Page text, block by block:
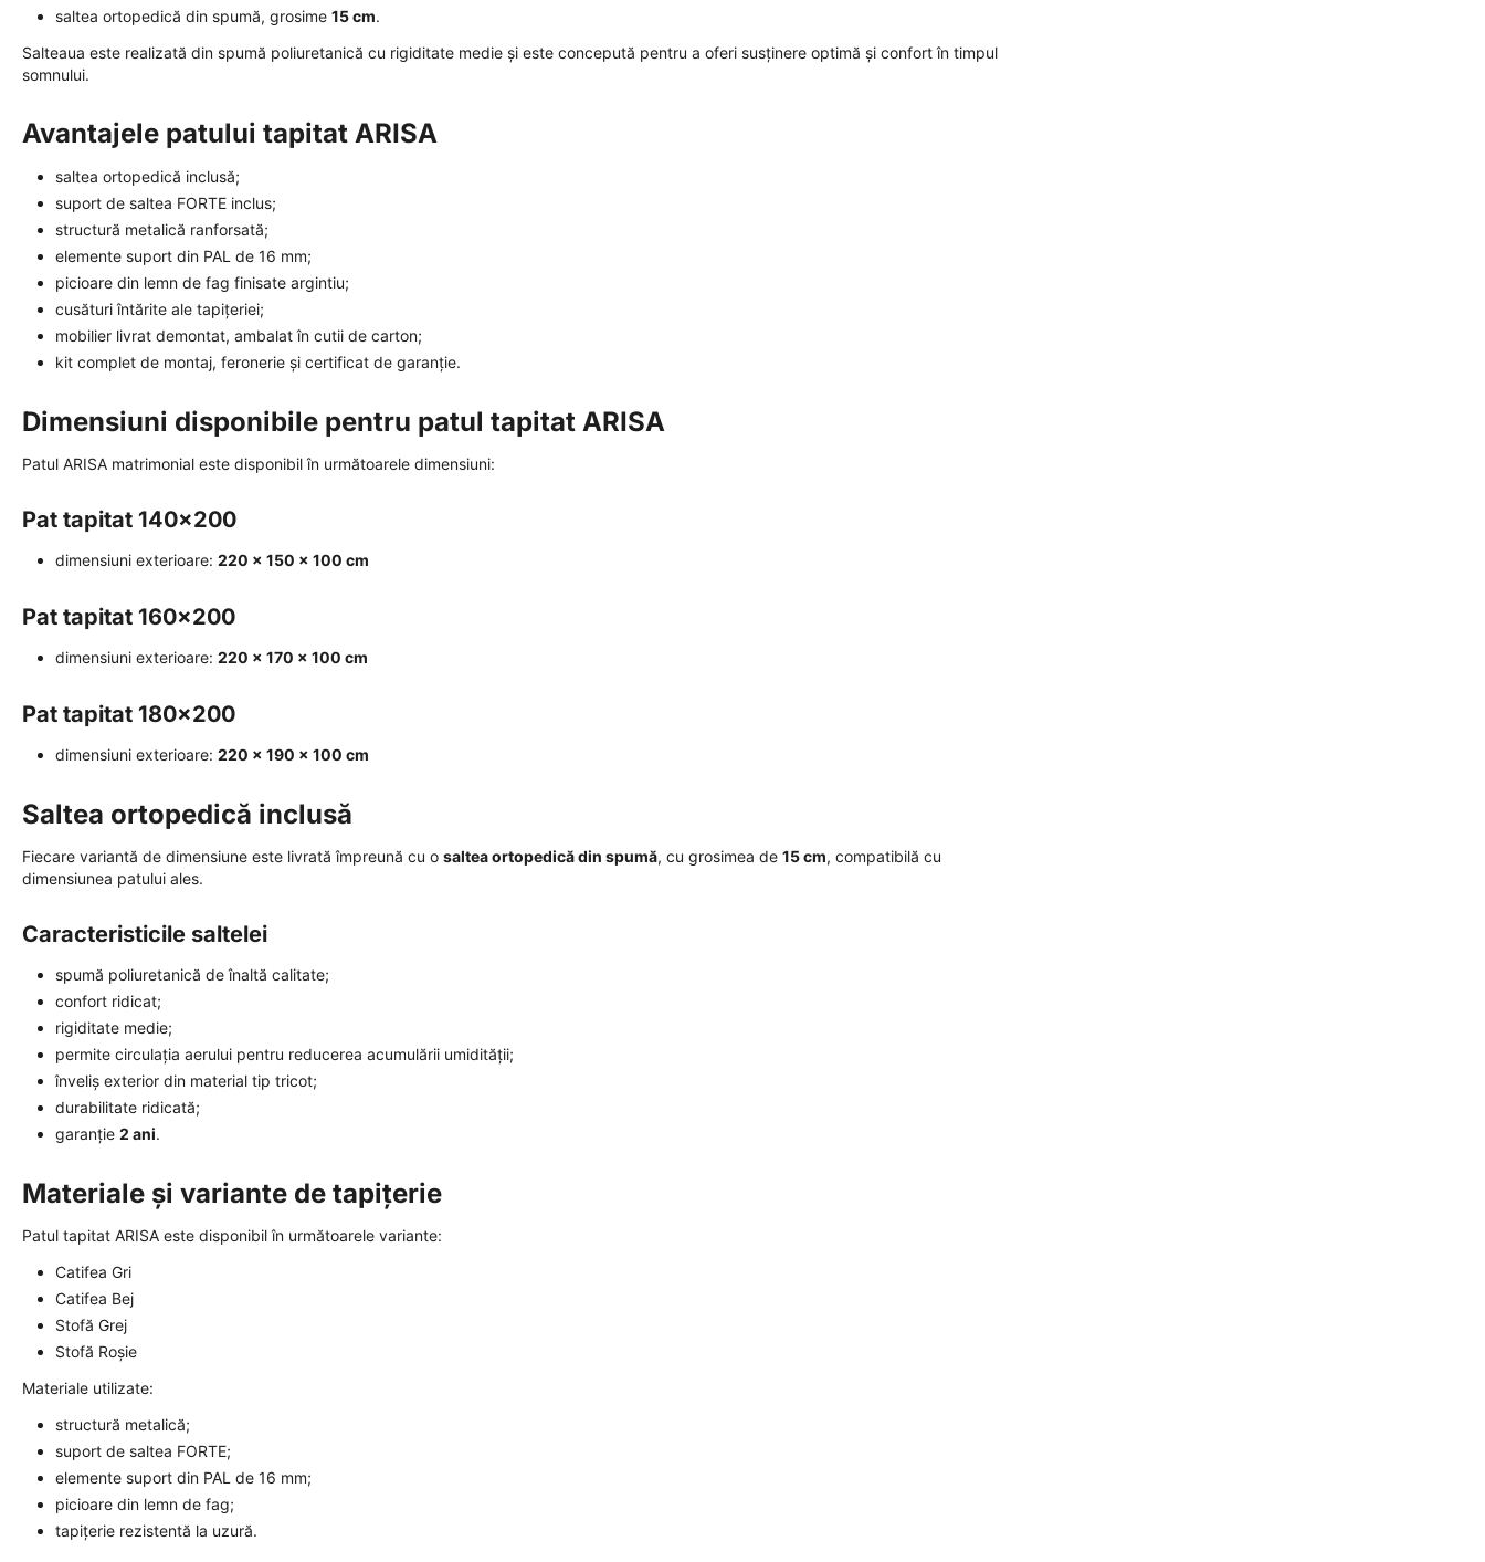
saltea ortopedică din spumă, grosime 15 cm.
Salteaua este realizată din spumă poliuretanică cu rigiditate medie și este concepută pentru a oferi susținere optimă și confort în timpul
somnului.
Avantajele patului tapitat ARISA
saltea ortopedică inclusă;
suport de saltea FORTE inclus;
structură metalică ranforsată;
elemente suport din PAL de 16 mm;
picioare din lemn de fag finisate argintiu;
cusături întărite ale tapițeriei;
mobilier livrat demontat, ambalat în cutii de carton;
kit complet de montaj, feronerie și certificat de garanție.
Dimensiuni disponibile pentru patul tapitat ARISA
Patul ARISA matrimonial este disponibil în următoarele dimensiuni:
Pat tapitat 140x200
dimensiuni exterioare: 220 × 150 × 100 cm
Pat tapitat 160x200
dimensiuni exterioare: 220 × 170 × 100 cm
Pat tapitat 180x200
dimensiuni exterioare: 220 × 190 × 100 cm
Saltea ortopedică inclusă
Fiecare variantă de dimensiune este livrată împreună cu o saltea ortopedică din spumă, cu grosimea de 15 cm, compatibilă cu
dimensiunea patului ales.
Caracteristicile saltelei
spumă poliuretanică de înaltă calitate;
confort ridicat;
rigiditate medie;
permite circulația aerului pentru reducerea acumulării umidității;
înveliș exterior din material tip tricot;
durabilitate ridicată;
garanție 2 ani.
Materiale și variante de tapițerie
Patul tapitat ARISA este disponibil în următoarele variante:
Catifea Gri
Catifea Bej
Stofă Grej
Stofă Roșie
Materiale utilizate:
structură metalică;
suport de saltea FORTE;
elemente suport din PAL de 16 mm;
picioare din lemn de fag;
tapițerie rezistentă la uzură.